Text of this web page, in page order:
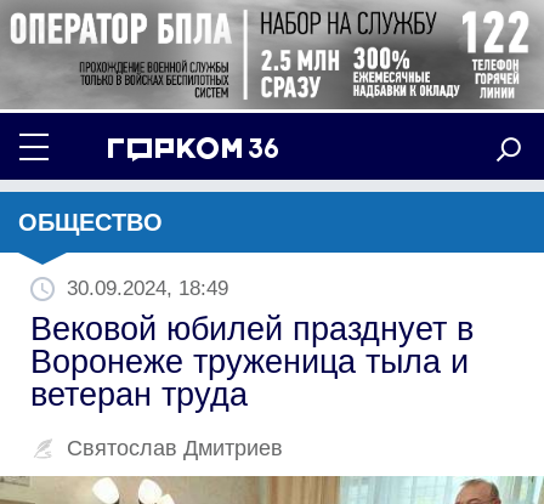
ОБЩЕСТВО
30.09.2024, 18:49
Вековой юбилей празднует в
Воронеже труженица тыла и
ветеран труда
Святослав Дмитриев